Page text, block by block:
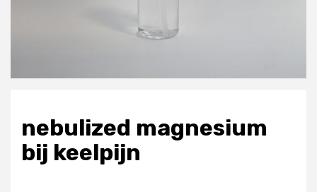
nebulized magnesium
bij keelpijn